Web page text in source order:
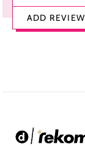
Tint Stick,
Foundation dan
ADD REVIEW